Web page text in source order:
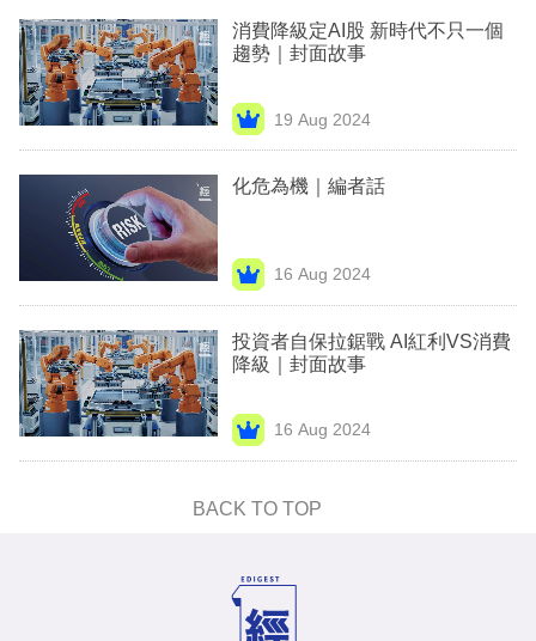
時
事
欄
訂
閱
區
消費降級定AI股 新時代不只一個
趨勢｜封面故事
19 Aug 2024
化危為機｜編者話
16 Aug 2024
投資者自保拉鋸戰 AI紅利VS消費
降級｜封面故事
16 Aug 2024
BACK TO TOP